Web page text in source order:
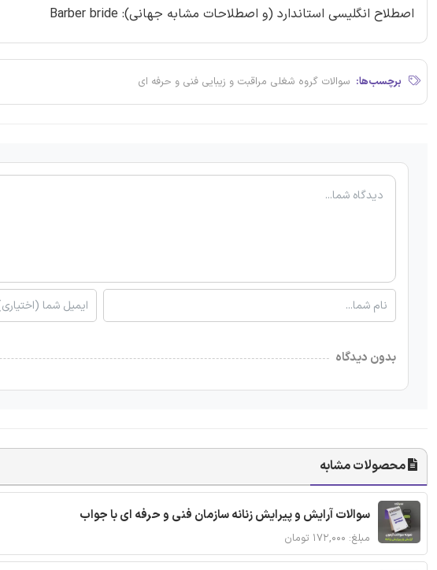
اصطلاح انگلیسی استاندارد (و اصطلاحات مشابه جهانی): Barber bride
برچسب‌ها: سوالات گروه شغلی مراقبت و زیبایی فنی و حرفه ای
بدون دیدگاه
محصولات مشابه
سوالات آرایش و پیرایش زنانه سازمان فنی و حرفه ای با جواب
مبلغ: ۱۷۲,۰۰۰ تومان